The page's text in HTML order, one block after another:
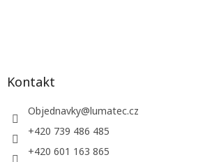
Kontakt
Objednavky@lumatec.cz
+420 739 486 485
+420 601 163 865